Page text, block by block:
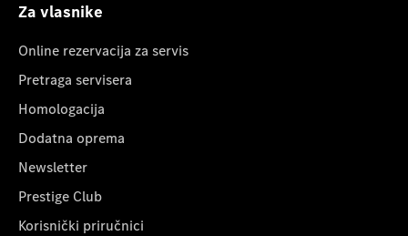
Za vlasnike
Online rezervacija za servis
Pretraga servisera
Homologacija
Dodatna oprema
Newsletter
Prestige Club
Korisnički priručnici